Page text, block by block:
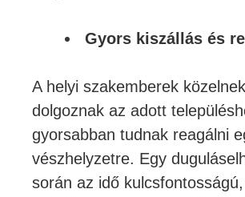
Gyors kiszállás és
A helyi szakemberek
dolgoznak az adott
gyorsabban tudnak reagálni
vészhelyzetre. Egy
során az idő